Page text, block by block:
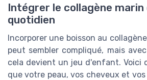
Intégrer le collagène
quotidien
Incorporer une boisson au
peut sembler compliqué, mais
cela devient un jeu d'enfant. Voici
que votre peau, vos cheveux et